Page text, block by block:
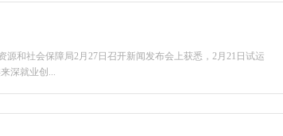
和社会保障局2月27日召开新闻发布会上获悉，2月21日试运
深就业创...